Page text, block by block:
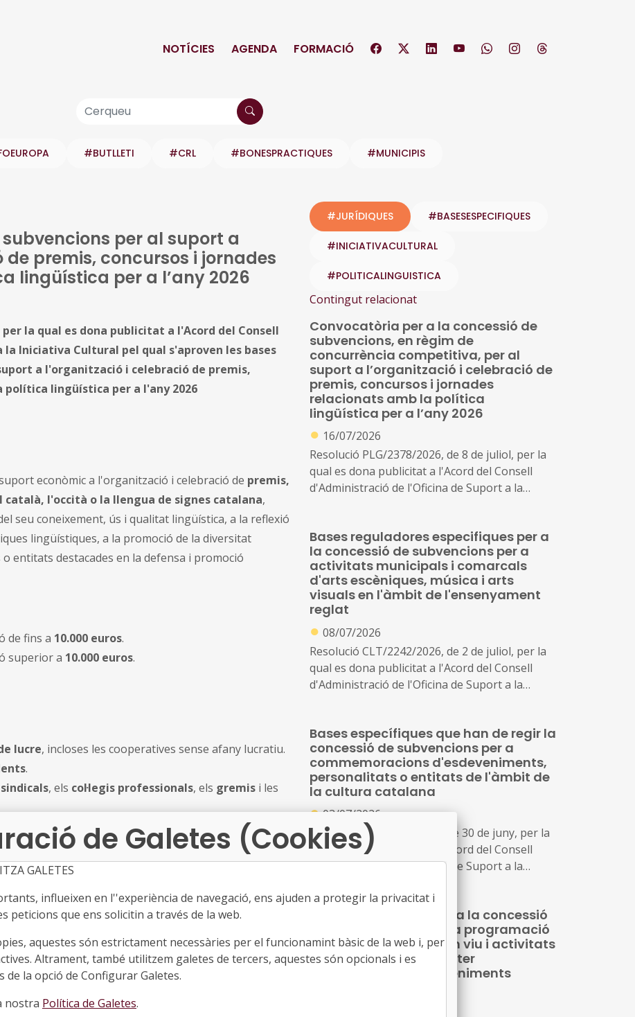
NOTÍCIES AGENDA FORMACIÓ
#BUTLLETI #CRL #BONESPRACTIQUES #MUNICIPIS
per al suport a
premis, concursos i jornades
lingüística per a l’any 2026
per la qual es dona publicitat a l'Acord del Consell
Iniciativa Cultural pel qual s'aproven les bases
a l'organització i celebració de premis,
política lingüística per a l'any 2026
econòmic a l'organització i celebració de premis,
l'occità o la llengua de signes catalana,
seu coneixement, ús i qualitat lingüística, a la reflexió
lingüístiques, a la promoció de la diversitat
entitats destacades en la defensa i promoció
de fins a 10.000 euros.
superior a 10.000 euros.
lucre, incloses les cooperatives sense afany lucratiu.
.
, els col·legis professionals, els gremis i les
superior a
a2.000 euros.
60.000 euros per projecte
del cost total del projectequan aquest sigui igual o
el cost superi aquesta quantitat.
#JURÍDIQUES #BASESESPECIFIQUES
#INICIATIVACULTURAL
#POLITICALINGUISTICA
Contingut relacionat
Convocatòria per a la concessió de
subvencions, en règim de
concurrència competitiva, per al
suport a l’organització i celebració de
premis, concursos i jornades
relacionats amb la política
lingüística per a l’any 2026
● 16/07/2026
Resolució PLG/2378/2026, de 8 de juliol, per la
qual es dona publicitat a l'Acord del Consell
d'Administració de l'Oficina de Suport a la
subvencions, en règim de concurrència
competitiva, per al suport a l'organització i
celebració de premis, concursos i jornades
relacionats amb la política lingüística per a
l'any 2026 (ref. BDNS 918355)
Bases reguladores especifiques per a
la concessió de subvencions per a
activitats municipals i comarcals
d'arts escèniques, música i arts
visuals en l'àmbit de l'ensenyament
reglat
● 08/07/2026
Resolució CLT/2242/2026, de 2 de juliol, per la
qual es dona publicitat a l'Acord del Consell
d'Administració de l'Oficina de Suport a la
subvencions per a activitats municipals i
comarcals d'arts escèniques, música i arts
visuals en l'àmbit de l'ensenyament reglat
Bases específiques que han de regir la
concessió de subvencions per a
commemoracions d'esdeveniments,
personalitats o entitats de l'àmbit de
la cultura catalana
●03/07/2026
Resolució CLT/2192/2026, de 30 de juny, per la
qual es dona publicitat a l'Acord del Consell
d'Administració de l'Oficina de Suport a la
específiques que han de regir la concessió de
subvencions per a commemoracions
d'esdeveniments, personalitats o entitats de
l'àmbit de la cultura catalana
Bases reguladores per a la concessió
de subvencions per a la programació
d’espectacles d’arts en viu i activitats
d’arts visuals de caràcter
professional en esdeveniments
de Galetes (Cookies)
GALETES
influeixen en l''experiència de navegació, ens ajuden a protegir la privacitat i
peticions que ens solicitin a través de la web.
aquestes són estrictament necessàries per el funcionamint bàsic de la web i, per
Altrament, també utilitzem galetes de tercers, aquestes són opcionals i es
de la opció de Configurar Galetes.
nostra Política de Galetes.